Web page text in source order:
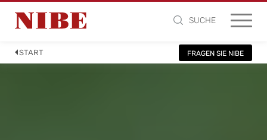
SUCHE
START FRAGEN SIE NIBE